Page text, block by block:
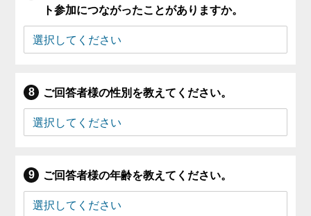
ト参加につながったことがありますか。
ご回答者様の性別を教えてください。
ご回答者様の年齢を教えてください。